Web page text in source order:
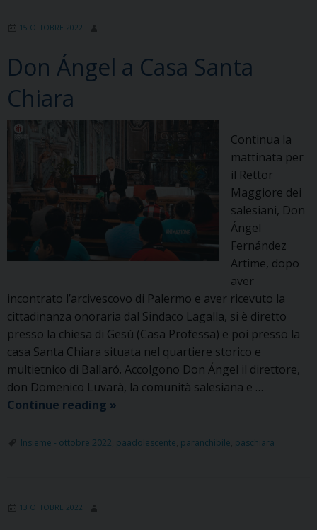
Pedagogiche
Ángel
Fernández
Artime,
15 OTTOBRE 2022
Don Ángel a Casa Santa
Chiara
Continua la
mattinata per
il Rettor
Maggiore dei
salesiani, Don
Ángel
Fernández
Artime, dopo
aver
incontrato l’arcivescovo di Palermo e aver ricevuto la
cittadinanza onoraria dal Sindaco Lagalla, si è diretto
presso la chiesa di Gesù (Casa Professa) e poi presso la
casa Santa Chiara situata nel quartiere storico e
multietnico di Ballaró. Accolgono Don Ángel il direttore,
don Domenico Luvarà, la comunità salesiana e …
Continue reading Don
a
»
Insieme - ottobre 2022 paadolescente paranchibile paschiara
13 OTTOBRE 2022